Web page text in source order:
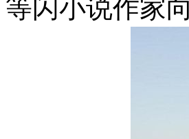
等闪小说作家